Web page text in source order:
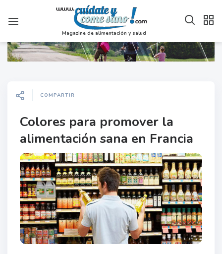
Magazine de alimentación y salud
COMPARTIR
Colores para promover la
alimentación sana en Francia